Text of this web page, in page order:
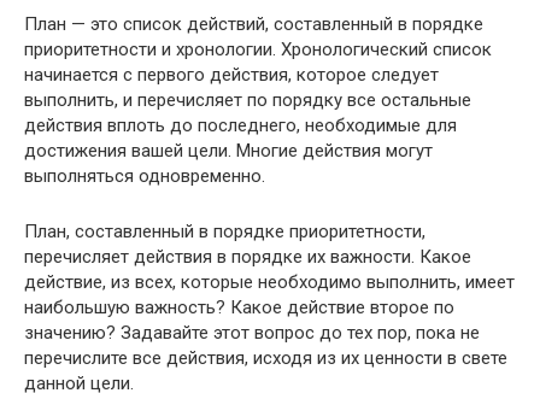
План — это список действий, составленный в порядке
приоритетности и хронологии. Хронологический список
начинается с первого действия, которое следует
выполнить, и перечисляет по порядку все остальные
действия вплоть до последнего, необходимые для
достижения вашей цели. Многие действия могут
выполняться одновременно.
План, составленный в порядке приоритетности,
перечисляет действия в порядке их важности. Какое
действие, из всех, которые необходимо выполнить, имеет
наибольшую важность? Какое действие второе по
значению? Задавайте этот вопрос до тех пор, пока не
перечислите все действия, исходя из их ценности в свете
данной цели.